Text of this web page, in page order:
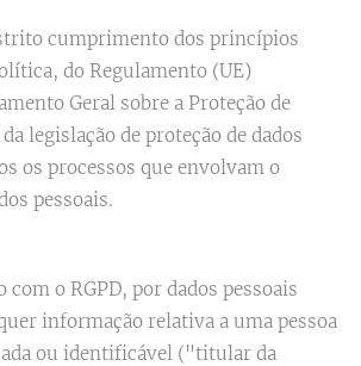
cumprimento dos princípios
do Regulamento (UE)
Geral sobre a Proteção de
legislação de proteção de dados
os processos que envolvam o
pessoais.
com o RGPD, por dados pessoais
informação relativa a uma pessoa
ou identificável ("titular da